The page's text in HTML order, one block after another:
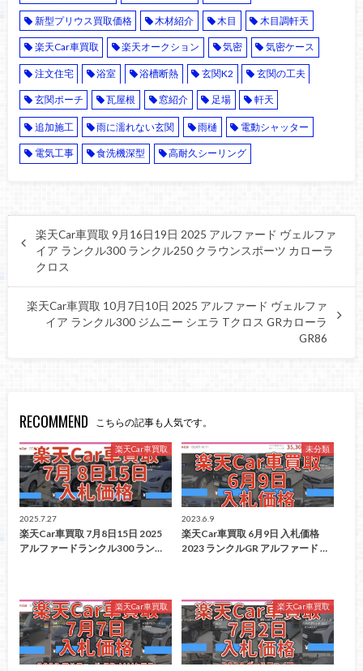
新型プリウス買取価格 木材紹介 木目 木目調軒天
楽天Car車買取 楽天オークション 気密 気密ケース
注文住宅 浴室 浴槽断熱 玄関K2 玄関の工夫
玄関ポーチ 瓦屋根 窓紹介 足場 軒天
追加施工 雨に濡れない玄関 雨樋 電動シャッター
電気工事 食洗機深型 高耐久シーリング
楽天Car車買取 9月16日19日 2025 アルファード ヴェルファ
イア ランクル300 ランクル250 クラウンスポーツ カローラ
クロス
楽天Car車買取 10月7日10日 2025 アルファード ヴェルファ
イア ランクル300 ジムニー シエラ Tクロス GRカローラ
GR86
RECOMMEND こちらの記事も人気です。
楽天Car車買取
2025.7.27
楽天Car車買取 7月8日15日 2025
アルファードランクル300 ラン…
未分類
2023.6.9
楽天Car車買取 6月9日 入札価格
2023 ランクルGR アルファード …
楽天Car車買取 楽天Car車買取